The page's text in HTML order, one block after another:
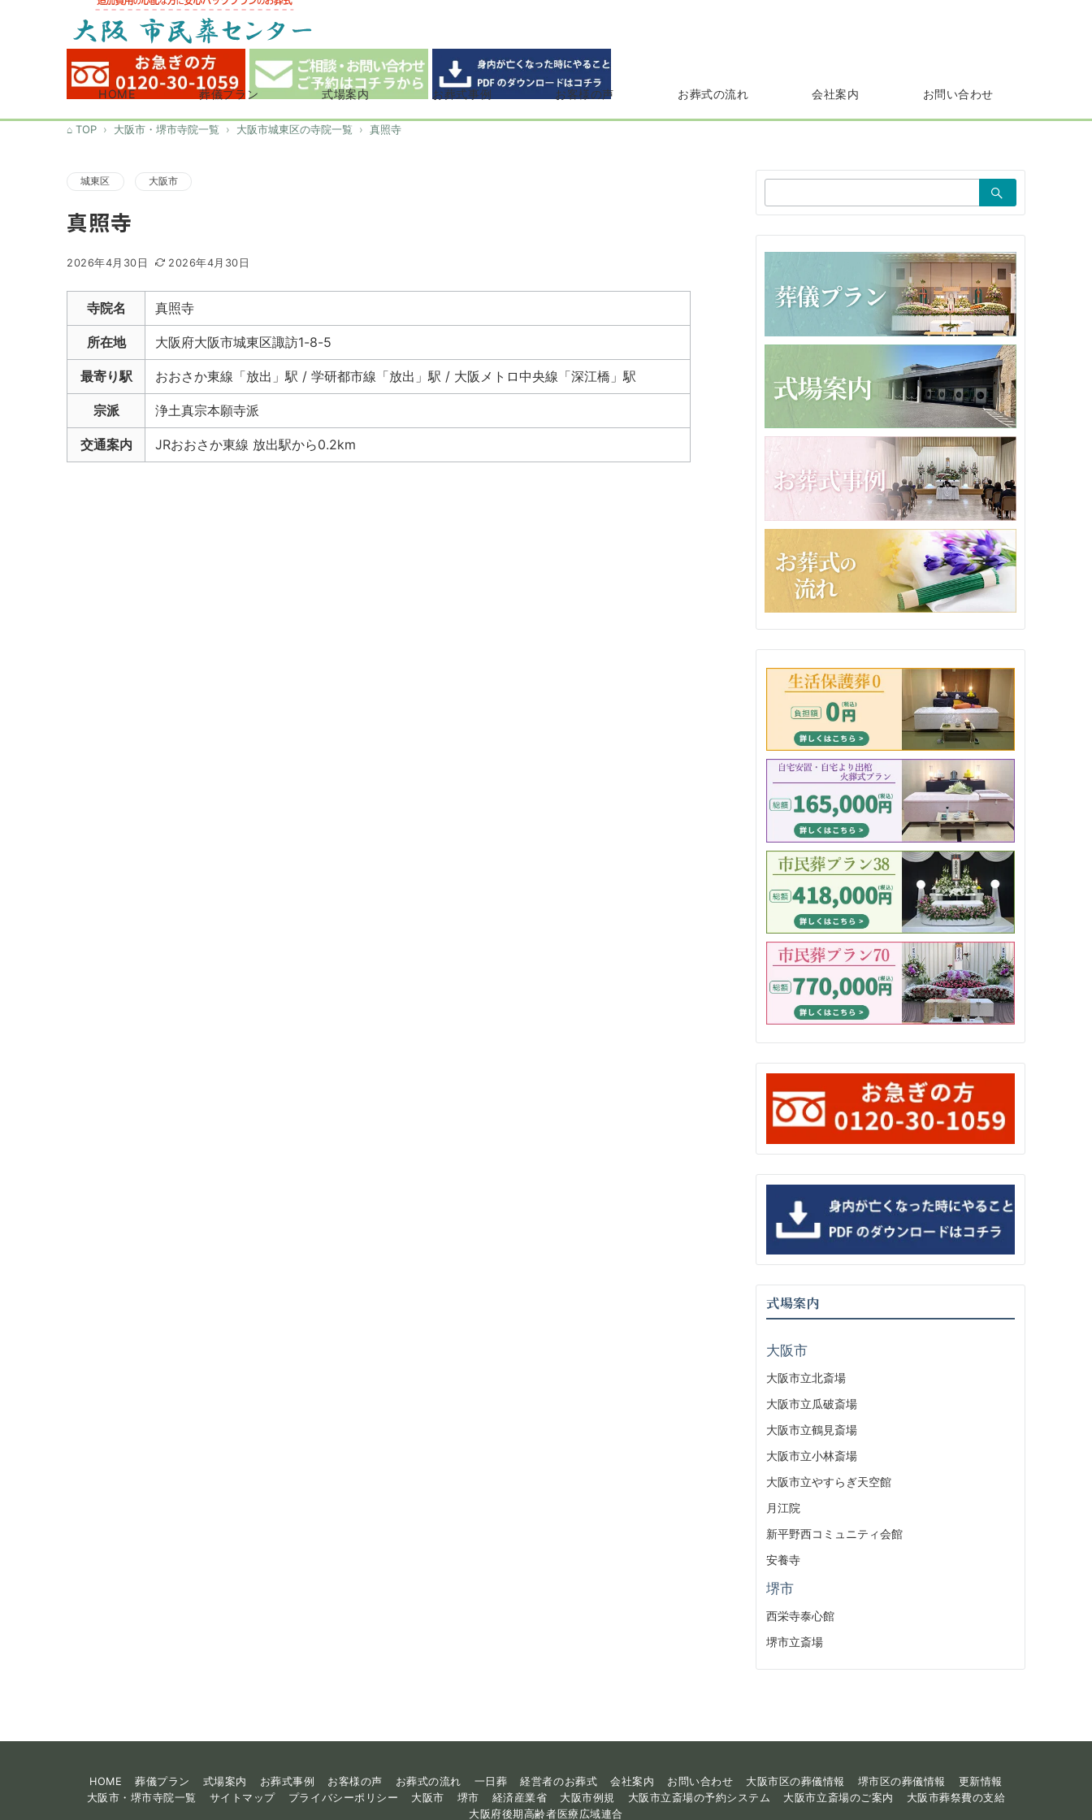
HOME 葬儀プラン 式場案内 お葬式事例 お客様の声 お葬式の流れ 会社案内 お問い合わせ
TOP 大阪市・堺市寺院一覧 大阪市城東区の寺院一覧 真照寺
城東区 大阪市
真照寺
2026年4月30日 2026年4月30日
寺院名 真照寺
所在地 大阪府大阪市城東区諏訪1-8-5
最寄り駅 おおさか東線「放出」駅 / 学研都市線「放出」駅 / 大阪メトロ中央線「深江橋」駅
宗派 浄土真宗本願寺派
交通案内 JRおおさか東線 放出駅から0.2km
索：
式場案内
大阪市
大阪市立北斎場
大阪市立瓜破斎場
大阪市立鶴見斎場
大阪市立小林斎場
大阪市立やすらぎ天空館
月江院
新平野西コミュニティ会館
安養寺
堺市
西栄寺泰心館
堺市立斎場
HOME 葬儀プラン 式場案内 お葬式事例 お客様の声 お葬式の流れ 一日葬 経営者のお葬式 会社案内 お問い合わせ 大阪市区の葬儀情報 堺市区の葬儀情報
更新情報
大阪市・堺市寺院一覧
サイトマップ プライバシーポリシー 大阪市 堺市 経済産業省 大阪市例規 大阪市立斎場の予約システム 大阪市立斎場のご案内
大阪市葬祭費の支給
大阪府後期高齢者医療広域連合